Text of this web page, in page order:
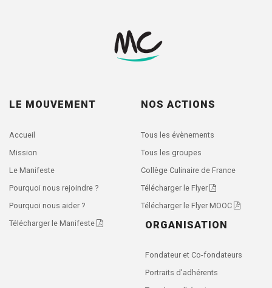
LE MOUVEMENT
Accueil
Mission
Le Manifeste
Pourquoi nous rejoindre ?
Pourquoi nous aider ?
Télécharger le Manifeste
NOS ACTIONS
Tous les évènements
Tous les groupes
Collège Culinaire de France
Télécharger le Flyer
Télécharger le Flyer MOOC
ORGANISATION
Fondateur et Co-fondateurs
Portraits d'adhérents